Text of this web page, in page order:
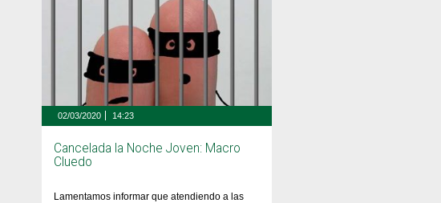
02/03/2020 14:23
Cancelada la Noche Joven: Macro
Cluedo
Lamentamos informar que atendiendo a las